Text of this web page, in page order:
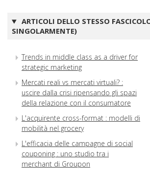
ARTICOLI DELLO STESSO
SINGOLARMENTE)
Trends in middle class as a driver for
strategic marketing
Mercati reali vs mercati virtuali? :
uscire dalla crisi ripensando gli spazi
della relazione con il consumatore
L'acquirente cross-format : modelli di
mobilità nel grocery
L'efficacia delle campagne di social
couponing : uno studio tra i
merchant di Groupon